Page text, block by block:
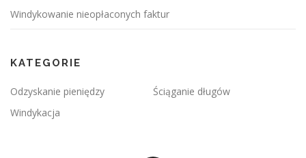
Windykowanie nieopłaconych faktur
KATEGORIE
Odzyskanie pieniędzy
Ściąganie długów
Windykacja